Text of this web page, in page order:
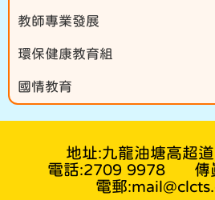
教師專業發展
環保健康教育組
國情教育
地址:九龍油塘高超
電話:2709 9978
傳
電郵